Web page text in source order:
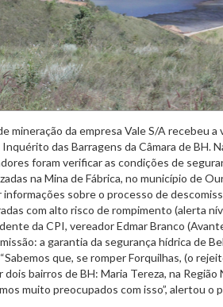
mineração da empresa Vale S/A recebeu a
das Barragens da Câmara de BH.
foram verificar as condições de
na Mina de Fábrica, no município de
informações sobre o processo de
com alto risco de rompimento (alerta
da CPI, vereador Edmar Branco
a garantia da segurança hídrica de
que, se romper Forquilhas, (o
dois bairros de BH: Maria Tereza, na Região
muito preocupados com isso”, alertou o